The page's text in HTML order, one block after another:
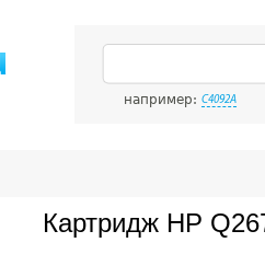
например: C4092A
Картридж HP